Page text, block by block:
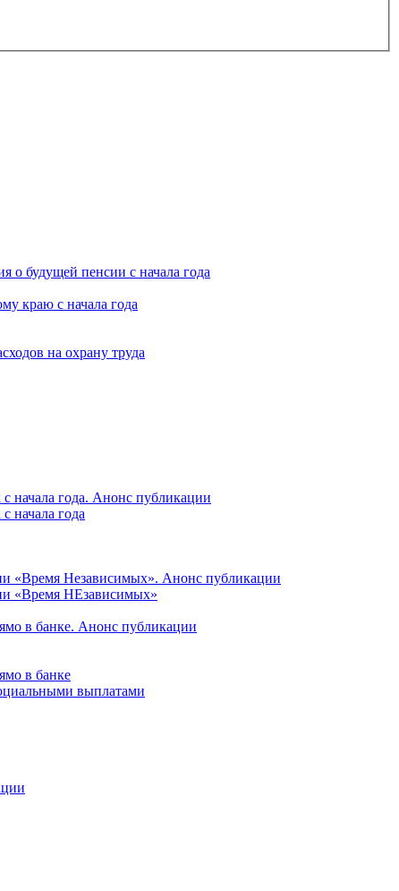
о будущей пенсии с начала года
краю с начала года
на охрану труда
начала года. Анонс публикации
начала года
«Время Независимых». Анонс публикации
«Время НЕзависимых»
в банке. Анонс публикации
в банке
выплатами